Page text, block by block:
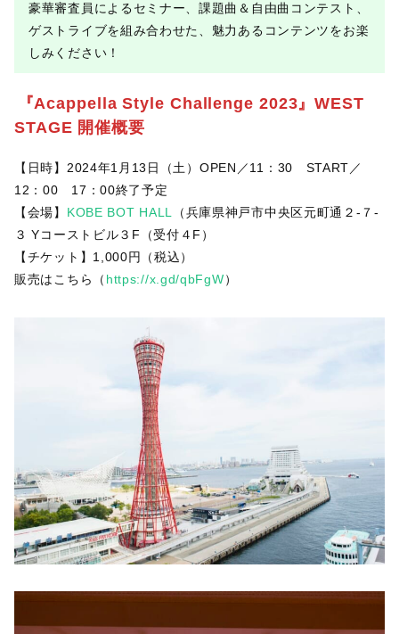
豪華審査員によるセミナー、課題曲＆自由曲コンテスト、
ゲストライブを組み合わせた、魅力あるコンテンツをお楽
しみください！
『Acappella Style Challenge 2023』WEST
STAGE 開催概要
【日時】2024年1月13日（土）OPEN／11：30 START／
12：00 17：00終了予定
【会場】 KOBE BOT HALL （兵庫県神戸市中央区元町通２-７-
３ Yコーストビル３F（受付４F）
【チケット】1,000円（税込）
販売はこちら（ https://x.gd/qbFgW）